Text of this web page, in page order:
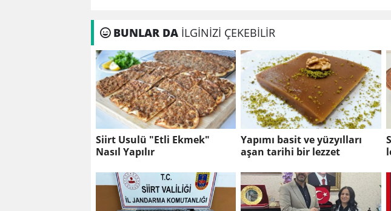
BUNLAR DA İLGİNİZİ ÇEKEBİLİR
Siirt Usulü "Etli Ekmek"
Nasıl Yapılır
Yapımı basit ve yüzyılları
aşan tarihi bir lezzet